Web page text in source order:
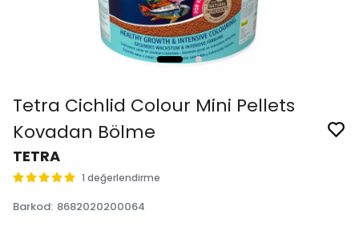
Tetra Cichlid Colour Mini Pellets
Kovadan Bölme
TETRA
1 değerlendirme
Barkod: 8682020200064